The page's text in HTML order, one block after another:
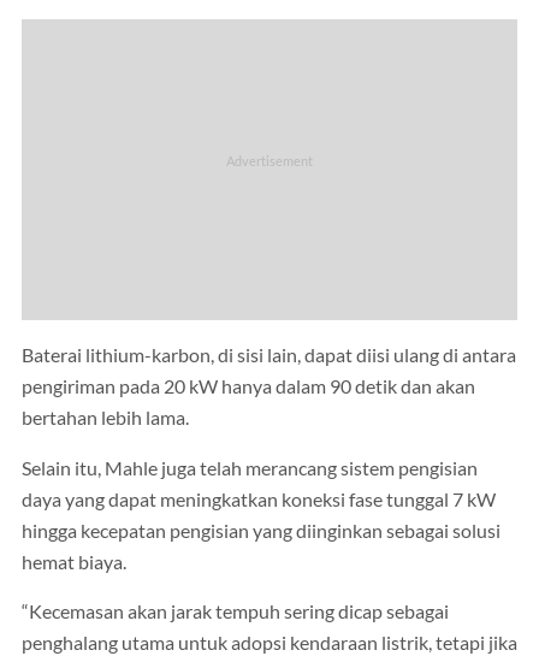
Baterai lithium-karbon, di sisi lain, dapat diisi ulang di antara
pengiriman pada 20 kW hanya dalam 90 detik dan akan
bertahan lebih lama.
Selain itu, Mahle juga telah merancang sistem pengisian
daya yang dapat meningkatkan koneksi fase tunggal 7 kW
hingga kecepatan pengisian yang diinginkan sebagai solusi
hemat biaya.
“Kecemasan akan jarak tempuh sering dicap sebagai
penghalang utama untuk adopsi kendaraan listrik, tetapi jika